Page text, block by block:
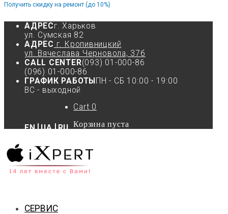
Получить скидку на ремонт (до 10%)
АДРЕСг. Харьков
ул. Сумская 82
АДРЕС г. Кропивницкий
ул. Вячеслава Черновола, 37б
CALL CENTER(093) 01-000-86
(096) 01-000-86
ГРАФИК РАБОТЫ ПН - СБ 10:00 - 19:00
ВС - выходной
EN UA RU
Cart 0
Корзина пуста
СЕРВИС